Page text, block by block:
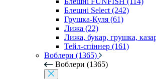
Блешні Select (242)
Грушка-Куля (61)
Лижа (22)
Лижа, букар, грушка,
Тейл-спіннер (161)
Воблери (1365)
Воблери (1365)